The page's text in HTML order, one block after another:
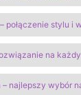
połączenie stylu i
na
najlepszy wybór